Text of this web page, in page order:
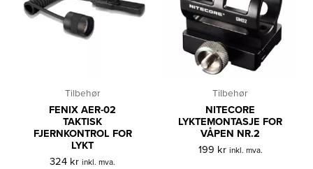
Tilbehør
FENIX AER-02
TAKTISK
FJERNKONTROL FOR
LYKT
324 kr inkl. mva.
Tilbehør
NITECORE
LYKTEMONTASJE FOR
VÅPEN NR.2
199 kr inkl. mva.